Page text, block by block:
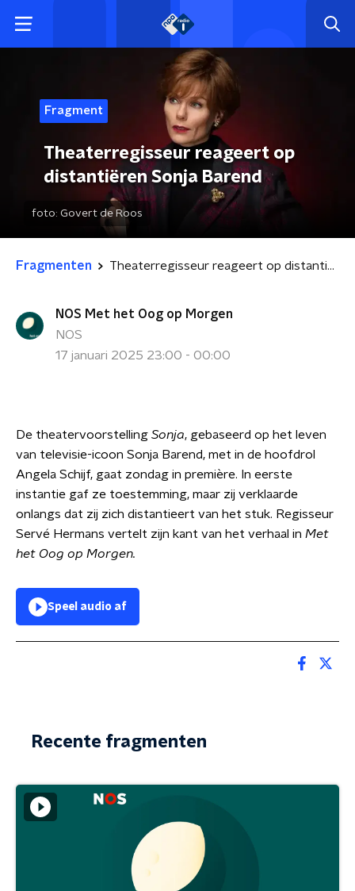
Fragment
Theaterregisseur reageert op
distantiëren Sonja Barend
foto: Govert de Roos
Fragmenten Theaterregisseur reageert op distantiëren Sonja Barend
NOS Met het Oog op Morgen
NOS
17 januari 2025 23:00 - 00:00
De theatervoorstelling Sonja, gebaseerd op het leven
van televisie-icoon Sonja Barend, met in de hoofdrol
Angela Schijf, gaat zondag in première. In eerste
instantie gaf ze toestemming, maar zij verklaarde
onlangs dat zij zich distantieert van het stuk. Regisseur
Servé Hermans vertelt zijn kant van het verhaal in Met
het Oog op Morgen.
Speel audio af
Recente fragmenten